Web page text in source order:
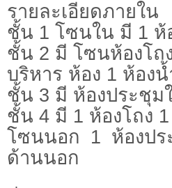
รายละเอียดภายใน
ชั้น 1 โซนใน มี 1 ห้
ชั้น 2 มี โซนห้องโถ
บริหาร ห้อง 1 ห้องน้
ชั้น 3 มี ห้องประชุม
ชั้น 4 มี 1 ห้องโถง
โซนนอก 1 ห้องปร
ด้านนอก